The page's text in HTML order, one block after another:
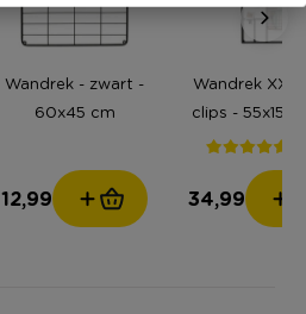
Wandrek - zwart -
60x45 cm
12,99
Wandrek XXL
clips - 55x150
zwart
34,99